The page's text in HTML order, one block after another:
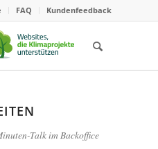
FAQ Kundenfeedback
Talk im Backoffice